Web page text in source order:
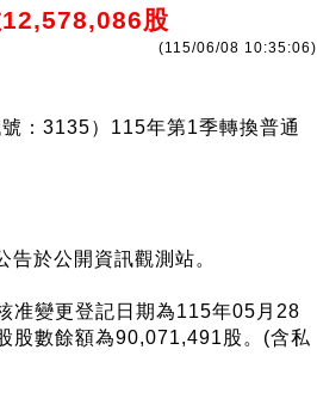
股
(115/06/08 10:35:06)
：3135）115年第1季轉換普通
於公開資訊觀測站。
准變更登記日期為115年05月28
股數餘額為90,071,491股。(含私